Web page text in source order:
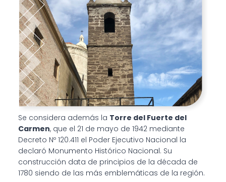
Se considera además la Torre del Fuerte del
Carmen, que el 21 de mayo de 1942 mediante
Decreto Nº 120.411 el Poder Ejecutivo Nacional la
declaró Monumento Histórico Nacional. Su
construcción data de principios de la década de
1780 siendo de las más emblemáticas de la región.